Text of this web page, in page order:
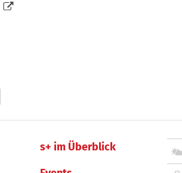
s+ im Überblick